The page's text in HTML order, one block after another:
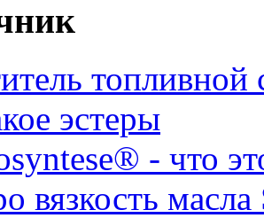
эстеры
- что
вязкость